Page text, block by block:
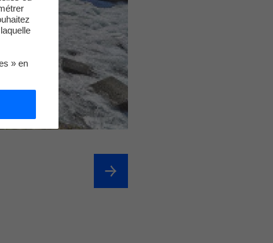
» en